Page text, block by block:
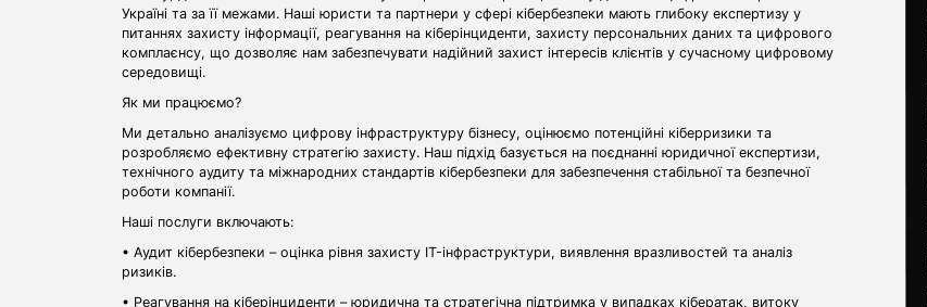
Україні та за її межами. Наші юристи та партнери у сфері кібербезпеки мають глибоку експертизу у
питаннях захисту інформації, реагування на кіберінциденти, захисту персональних даних та цифрового
комплаєнсу, що дозволяє нам забезпечувати надійний захист інтересів клієнтів у сучасному цифровому
середовищі.
Як ми працюємо?
Ми детально аналізуємо цифрову інфраструктуру бізнесу, оцінюємо потенційні кіберризики та
розробляємо ефективну стратегію захисту. Наш підхід базується на поєднанні юридичної експертизи,
технічного аудиту та міжнародних стандартів кібербезпеки для забезпечення стабільної та безпечної
роботи компанії.
Наші послуги включають:
• Аудит кібербезпеки – оцінка рівня захисту IT-інфраструктури, виявлення вразливостей та аналіз
ризиків.
• Реагування на кіберінциденти – юридична та стратегічна підтримка у випадках кібератак, витоку